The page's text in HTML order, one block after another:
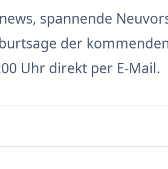
spannende
der
Uhr direkt per E-Mail.